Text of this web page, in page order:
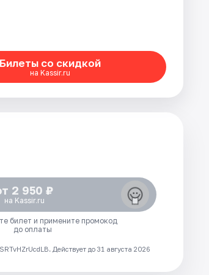
Билеты со скидкой
на Kassir.ru
2 950 ₽
на Kassir.ru
билет и примените промокод
до оплаты
Действует до 31 августа 2026